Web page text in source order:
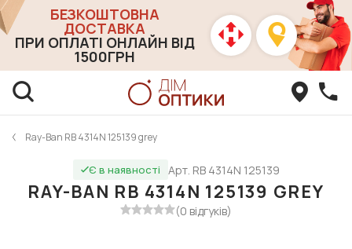
БЕЗКОШТОВНА
ДОСТАВКА
ПРИ ОПЛАТІ ОНЛАЙН ВІД
1500ГРН
Ray-Ban RB 4314N 125139 grey
Є в наявності Арт. RB 4314N 125139
RAY-BAN RB 4314N 125139 GREY
(0 відгуків)